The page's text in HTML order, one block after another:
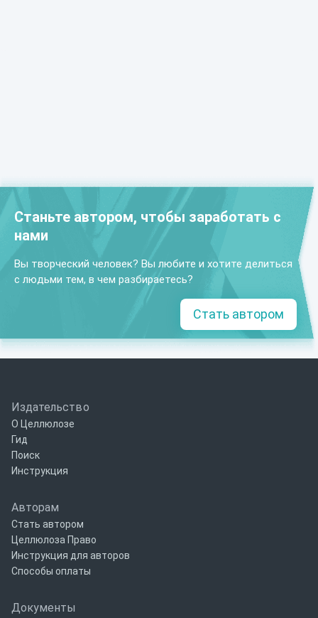
Станьте автором, чтобы заработать с
нами
Вы творческий человек? Вы любите и хотите делиться
с людьми тем, в чем разбираетесь?
Стать автором
Издательство
О Целлюлозе
Гид
Поиск
Инструкция
Авторам
Стать автором
Целлюлоза Право
Инструкция для авторов
Способы оплаты
Документы